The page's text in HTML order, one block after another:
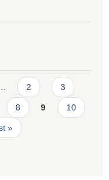
2 3
8 9 10
»